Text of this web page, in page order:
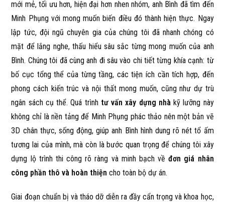
mới mẻ, tối ưu hơn, hiện đại hơn nhen nhóm, anh Bình đã tìm đến
Minh Phụng với mong muốn biến điều đó thành hiện thực. Ngay
lập tức, đội ngũ chuyên gia của chúng tôi đã nhanh chóng có
mặt để lắng nghe, thấu hiểu sâu sắc từng mong muốn của anh
Bình. Chúng tôi đã cùng anh đi sâu vào chi tiết từng khía cạnh: từ
bố cục tổng thể của từng tầng, các tiện ích cần tích hợp, đến
phong cách kiến trúc và nội thất mong muốn, cũng như dự trù
ngân sách cụ thể. Quá trình tư vấn xây dựng nhàkỹ lưỡng này
không chỉ là nền tảng để Minh Phụng phác thảo nên một bản vẽ
3D chân thực, sống động, giúp anh Bình hình dung rõ nét tổ ấm
tương lai của mình, mà còn là bước quan trọng để chúng tôi xây
dựng lộ trình thi công rõ ràng và minh bạch vềđơn giá nhân
công phần thô và hoàn thiện cho toàn bộ dự án.
Giai đoạn chuẩn bị và tháo dỡ diễn ra đầy cẩn trọng và khoa học,